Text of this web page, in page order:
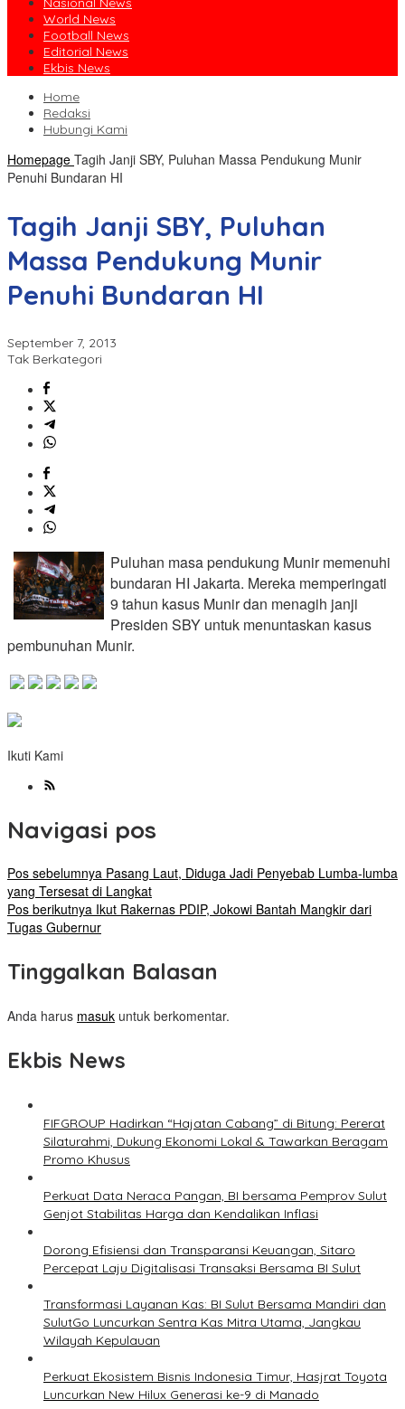
World News
Football News
Editorial News
Ekbis News
Home
Redaksi
Hubungi Kami
Homepage Tagih Janji SBY, Puluhan Massa Pendukung Munir
Penuhi Bundaran HI
Tagih Janji SBY, Puluhan
Massa Pendukung Munir
Penuhi Bundaran HI
September 7, 2013
Tak Berkategori
Puluhan masa pendukung Munir memenuhi
bundaran HI Jakarta. Mereka memperingati
9 tahun kasus Munir dan menagih janji
Presiden SBY untuk menuntaskan kasus
pembunuhan Munir.
Ikuti Kami
Navigasi pos
Pos sebelumnya Pasang Laut, Diduga Jadi Penyebab Lumba-lumba
yang Tersesat di Langkat
Pos berikutnya Ikut Rakernas PDIP, Jokowi Bantah Mangkir dari
Tugas Gubernur
Tinggalkan Balasan
Anda harus masuk untuk berkomentar.
Ekbis News
FIFGROUP Hadirkan “Hajatan Cabang” di Bitung: Pererat
Silaturahmi, Dukung Ekonomi Lokal & Tawarkan Beragam
Promo Khusus
Perkuat Data Neraca Pangan, BI bersama Pemprov Sulut
Genjot Stabilitas Harga dan Kendalikan Inflasi
Dorong Efisiensi dan Transparansi Keuangan, Sitaro
Percepat Laju Digitalisasi Transaksi Bersama BI Sulut
Transformasi Layanan Kas: BI Sulut Bersama Mandiri dan
SulutGo Luncurkan Sentra Kas Mitra Utama, Jangkau
Wilayah Kepulauan
Perkuat Ekosistem Bisnis Indonesia Timur, Hasjrat Toyota
Luncurkan New Hilux Generasi ke-9 di Manado